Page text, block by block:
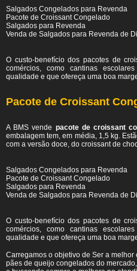
Salgados Congelados para Revenda
Pacote de Croissant Congelado
Salgados para Revenda
Venda de Salgados para Revenda de
O custo-benefício dos pacotes de
comércios, como cantinas
qualidade e que ofereça uma boa
Pacote de Croissant
A BMS vende pacote de croissant
embalagem tem, em média, 1,5 kg.
com a versão doce, do croissant de
Salgados Congelados para Revenda
Pacote de Croissant Congelado
Salgados para Revenda
Venda de Salgados para Revenda de
O custo-benefício dos pacotes de
comércios, como cantinas
qualidade e que ofereça uma boa
Carregamos o objetivo de Ser a
pães de queijo congelados do